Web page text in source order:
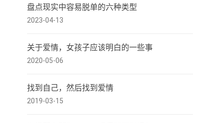
盘点现实中容易脱单的六种类型
2023-04-13
关于爱情，女孩子应该明白的一些事
2020-05-06
找到自己，然后找到爱情
2019-03-15